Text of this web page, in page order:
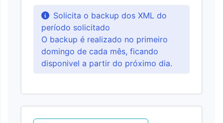
Solicita o backup dos XML do
período solicitado
O backup é realizado no primeiro
domingo de cada mês, ficando
disponivel a partir do próximo dia.